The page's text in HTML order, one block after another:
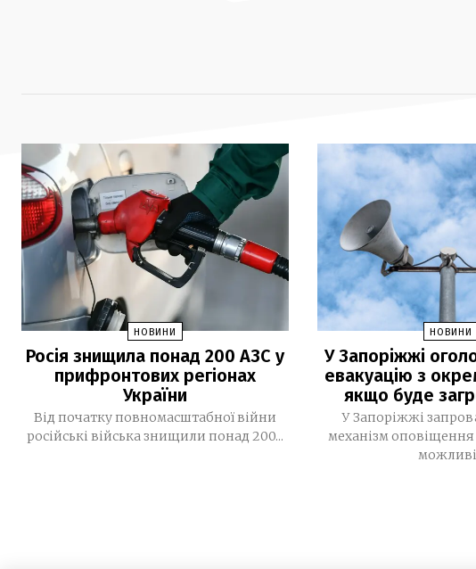
НОВИНИ
Росія знищила понад 200 АЗС у
прифронтових регіонах
України
Від початку повномасштабної війни
російські війська знищили понад 200...
НОВИНИ
У Запоріжжі
евакуацію з
якщо буде
У Запоріжжі
механізм